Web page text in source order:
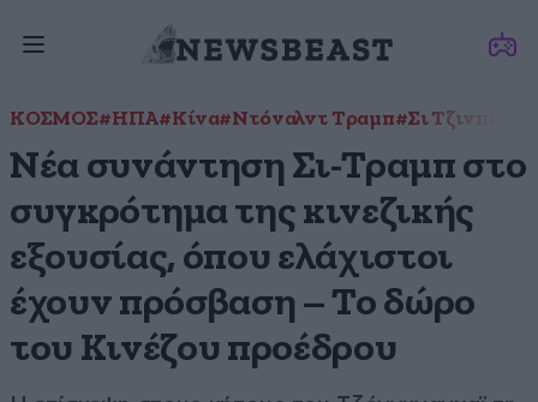
ΚΟΣΜΟΣ#ΗΠΑ#Κίνα#Ντόναλντ Τραμπ#Σι Τζινπίνγκ
Νέα συνάντηση Σι-Τραμπ στο
συγκρότημα της κινεζικής
εξουσίας, όπου ελάχιστοι
έχουν πρόσβαση – Το δώρο
του Κινέζου προέδρου